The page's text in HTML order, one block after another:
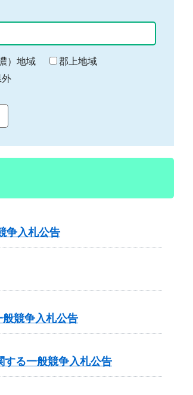
）地域
郡上地域
外
争入札公告
競争入札公告
る一般競争入札公告